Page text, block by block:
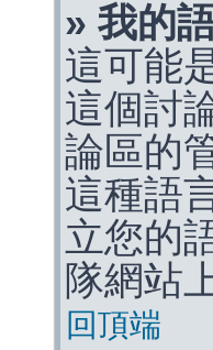
» 我的
這可能
這個討
論區的
這種語
立您的
隊網站
回頂端